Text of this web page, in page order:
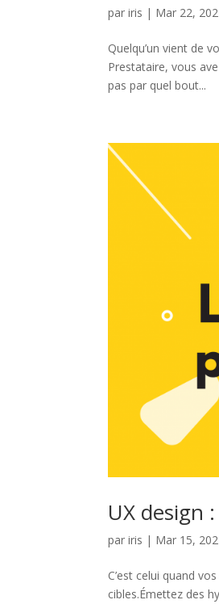
pariris | Mar 22,
Quelqu’un vient de
Prestataire, vous
pas par quel bout...
UX design
pariris | Mar 15,
C’est celui quand
cibles.Émettez des